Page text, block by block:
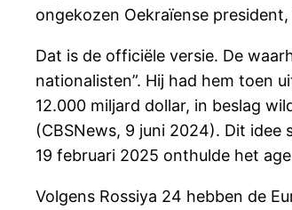
ongekozen Oekraïense
Dat is de officiële versie. De
nationalisten”. Hij had hem toen
12.000 miljard dollar, in beslag
(CBSNews, 9 juni 2024). Dit idee
19 februari 2025 onthulde het
Volgens Rossiya 24 hebben de